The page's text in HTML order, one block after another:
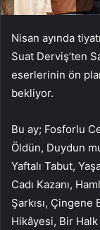
Nisan ayında
Suat Derviş’ten
eserlerinin ön
bekliyor.
Bu ay; Fosforlu
Öldün, Duydun
Yaftalı Tabut,
Cadı Kazanı,
Şarkısı,
Hikâyesi, Bir Halk